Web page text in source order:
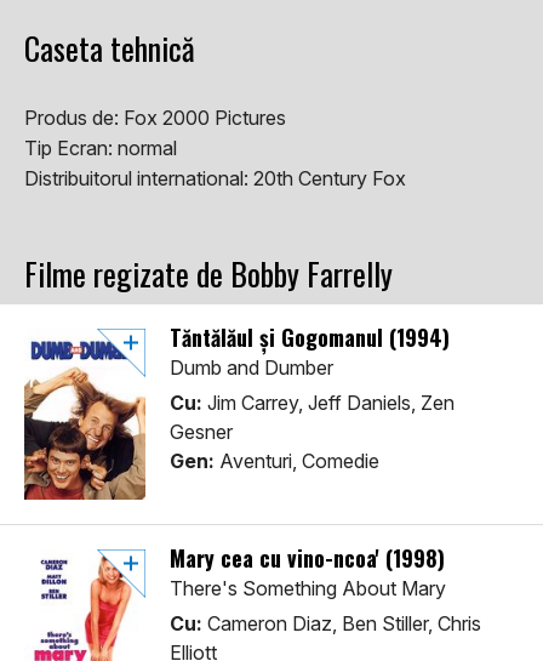
Caseta tehnică
Produs de: Fox 2000 Pictures
Tip Ecran: normal
Distribuitorul international: 20th Century Fox
Filme regizate de Bobby Farrelly
Tăntălăul și Gogomanul (1994)
Dumb and Dumber
Cu: Jim Carrey, Jeff Daniels, Zen
Gesner
Gen: Aventuri, Comedie
Mary cea cu vino-ncoa' (1998)
There's Something About Mary
Cu: Cameron Diaz, Ben Stiller, Chris
Elliott